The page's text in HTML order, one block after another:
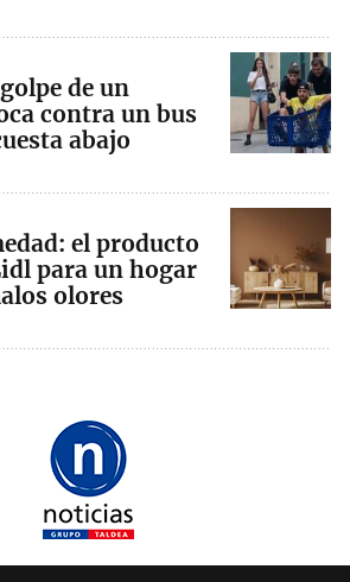
de un
contra un bus
abajo
el producto
para un hogar
olores